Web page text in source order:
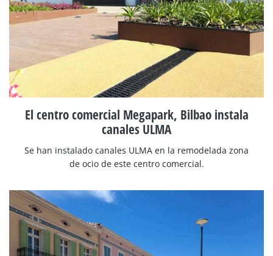
El centro comercial Megapark, Bilbao instala
canales ULMA
Se han instalado canales ULMA en la remodelada zona
de ocio de este centro comercial.